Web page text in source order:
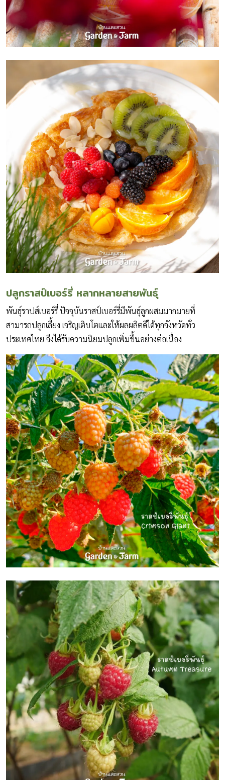
ปลูกราสป์เบอร์รี่ หลากหลายสายพันธุ์
พันธุ์ราปส์เบอร์รี่ ปัจจุบันราสป์เบอร์รี่มีพันธุ์ลูกผสมมากมายที่
สามารถปลูกเลี้ยง เจริญเติบโตและให้ผลผลิตดีได้ทุกจังหวัดทั่ว
ประเทศไทย จึงได้รับความนิยมปลูกเพิ่มขึ้นอย่างต่อเนื่อง